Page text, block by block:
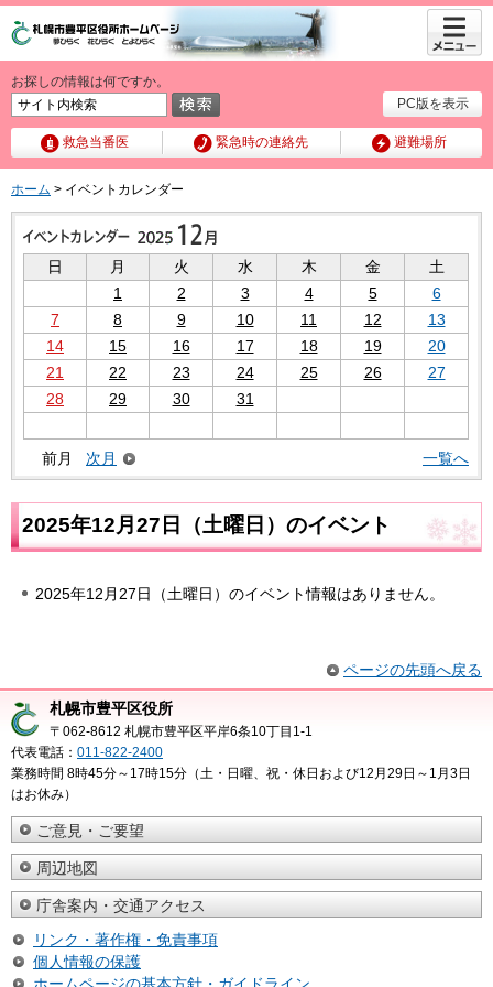
PC版を表示
お探しの情報は何ですか。
救急当番医 緊急時の連絡先 避難場所
メニュ
ー
ホーム > イベントカレンダー
日 月 火 水 木 金
土
1
2 3 4 5
6
7
8 9 10 11 12
13
14
15 16 17 18 19
20
21
22 23 24 25 26
27
28
29 30 31
前月 次月 一覧へ
2025年12月27日（土曜日）のイベント
2025年12月27日（土曜日）のイベント情報はありません。
ページの先頭へ戻る
札幌市豊平区役所
〒062-8612 札幌市豊平区平岸6条10丁目1-1
代表電話： 011-822-2400
業務時間 8時45分～17時15分（土・日曜、祝・休日および12月29日～1月3日
はお休み）
ご意見・ご要望
周辺地図
庁舎案内・交通アクセス
リンク・著作権・免責事項
個人情報の保護